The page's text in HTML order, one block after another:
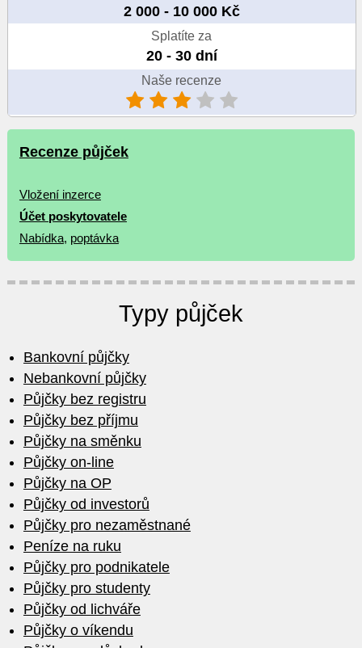
2 000 - 10 000 Kč
Splatíte za
20 - 30 dní
Naše recenze
Recenze půjček
Vložení inzerce
Účet poskytovatele
Nabídka, poptávka
Typy půjček
Bankovní půjčky
Nebankovní půjčky
Půjčky bez registru
Půjčky bez příjmu
Půjčky na směnku
Půjčky on-line
Půjčky na OP
Půjčky od investorů
Půjčky pro nezaměstnané
Peníze na ruku
Půjčky pro podnikatele
Půjčky pro studenty
Půjčky od lichváře
Půjčky o víkendu